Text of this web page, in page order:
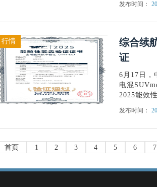
发布时间：
行情
综合续
证
6月17日，
电混
2025能效
发布时间：
首页 1 2 3 4 5 6 7